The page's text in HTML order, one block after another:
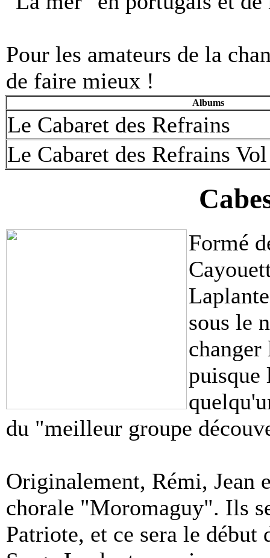
Pour les amateurs de la
de faire mieux !
Albums
Le Cabaret des Refrains
Le Cabaret des Refrains
Formé
sous le
changer
puisque
du "meilleur groupe
Originalement, Rémi, Jean
chorale "Moromaguy". Ils
Patriote, et ce sera le début